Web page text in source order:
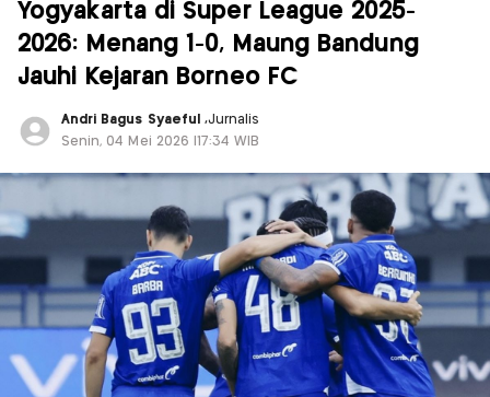
Yogyakarta di Super League 2025-
2026: Menang 1-0, Maung Bandung
Jauhi Kejaran Borneo FC
Andri Bagus Syaeful ,Jurnalis
Senin, 04 Mei 2026 |17:34 WIB